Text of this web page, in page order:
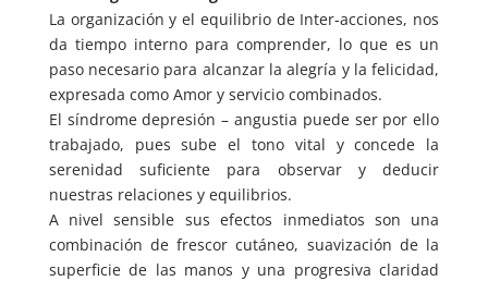
La organización y el equilibrio de Inter-acciones, nos
da tiempo interno para comprender, lo que es un
paso necesario para alcanzar la alegría y la felicidad,
expresada como Amor y servicio combinados.
El síndrome depresión – angustia puede ser por ello
trabajado, pues sube el tono vital y concede la
serenidad suficiente para observar y deducir
nuestras relaciones y equilibrios.
A nivel sensible sus efectos inmediatos son una
combinación de frescor cutáneo, suavización de la
superficie de las manos y una progresiva claridad